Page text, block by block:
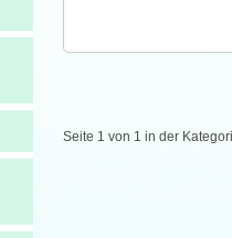
Seite 1 von 1 in der